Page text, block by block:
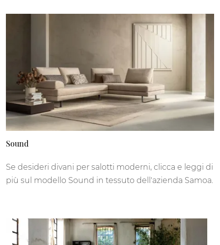
Sound
Se desideri divani per salotti moderni, clicca e leggi di
più sul modello Sound in tessuto dell'azienda Samoa.